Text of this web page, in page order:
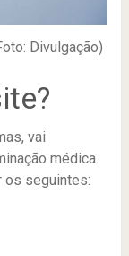
Divulgação)
vai
médica.
os seguintes: